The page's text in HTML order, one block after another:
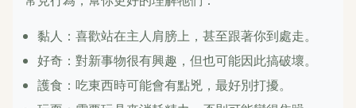
黏人：喜歡站在主人肩膀上，甚至跟著你到處走。
好奇：對新事物很有興趣，但也可能因此搞破壞。
護食：吃東西時可能會有點兇，最好別打擾。